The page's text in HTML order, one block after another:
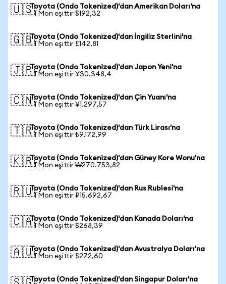
🇺🇸Toyota (Ondo Tokenized)'dan Amerikan Doları'na
1 TMon eşittir $192,32
🇬🇧Toyota (Ondo Tokenized)'dan İngiliz Sterlini'na
1 TMon eşittir £142,81
🇯🇵Toyota (Ondo Tokenized)'dan Japon Yeni'na
1 TMon eşittir ¥30.348,4
🇨🇳Toyota (Ondo Tokenized)'dan Çin Yuanı'na
1 TMon eşittir ¥1.297,57
🇹🇷Toyota (Ondo Tokenized)'dan Türk Lirası'na
1 TMon eşittir ₺9.172,99
🇰🇷Toyota (Ondo Tokenized)'dan Güney Kore Wonu'na
1 TMon eşittir ₩270.753,82
🇷🇺Toyota (Ondo Tokenized)'dan Rus Rublesi'na
1 TMon eşittir ₽15.692,67
🇨🇦Toyota (Ondo Tokenized)'dan Kanada Doları'na
1 TMon eşittir $268,39
🇦🇺Toyota (Ondo Tokenized)'dan Avustralya Doları'na
1 TMon eşittir $272,60
Toyota (Ondo Tokenized)'dan Singapur Doları'na